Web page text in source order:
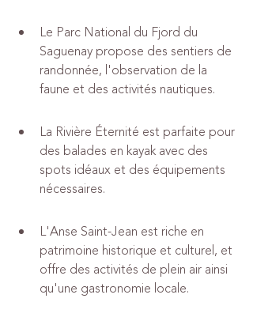
Le Parc National du Fjord du
Saguenay propose des sentiers de
randonnée, l'observation de la
faune et des activités nautiques.
La Rivière Éternité est parfaite pour
des balades en kayak avec des
spots idéaux et des équipements
nécessaires.
L'Anse Saint-Jean est riche en
patrimoine historique et culturel, et
offre des activités de plein air ainsi
qu'une gastronomie locale.